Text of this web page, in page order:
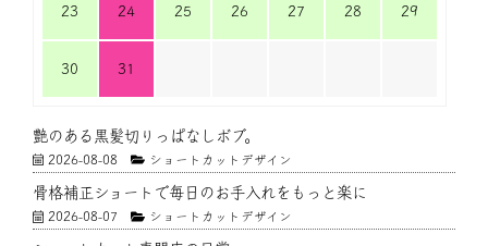
23 24 25 26 27 28 29
30 31
艶のある黒髪切りっぱなしボブ。
2026-08-08 ショートカットデザイン
骨格補正ショートで毎日のお手入れをもっと楽に
2026-08-07 ショートカットデザイン